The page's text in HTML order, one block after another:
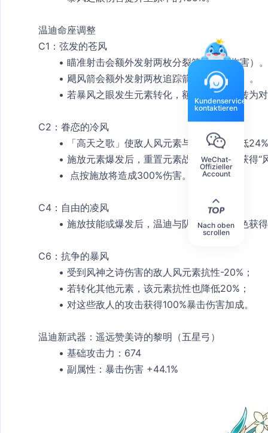
温迪命座调整
C1：弦发的苍风
瞄准射击会额外发射两枚分裂箭（33%伤害）。
飓风箭会额外发射两枚追踪箭（20%伤害）。
若暴风之眼发生元素转化，额外箭矢也会转为
C2：眷恋的冷风
「高天之歌」使敌人风元素与物理抗性降低
施放元素爆发后，重置元素战技冷却，并获得“
点按施放将造成300%伤害。
C4：自由的凌风
施放技能或爆发后，温迪与队伍中其他角色获得
C6：抗争的暴风
受到风神之诗伤害的敌人风元素抗性-20%；
若转化其他元素，该元素抗性也降低20%；
对这些敌人的攻击获得100%暴击伤害加成。
温迪新武器：遥远赞美诗的黎明（五星弓）
基础攻击力 ：674
副属性 ：暴击伤害 +44.1%
Kundenservice
kontaktieren
WeChat-
Offizieller
Account
Nach oben
scrollen